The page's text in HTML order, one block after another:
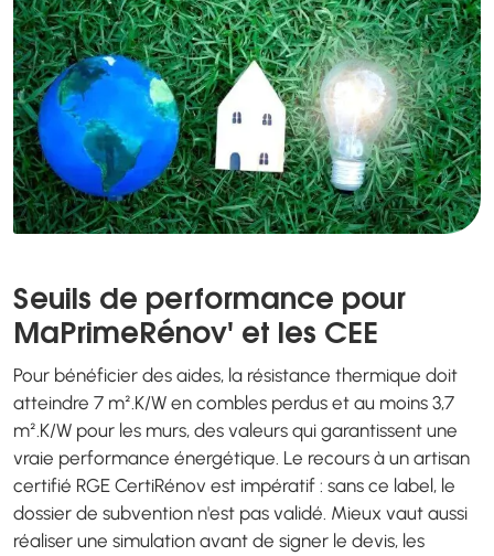
Seuils de performance pour
MaPrimeRénov' et les CEE
Pour bénéficier des aides, la résistance thermique doit
atteindre 7 m².K/W en combles perdus et au moins 3,7
m².K/W pour les murs, des valeurs qui garantissent une
vraie performance énergétique. Le recours à un artisan
certifié RGE CertiRénov est impératif : sans ce label, le
dossier de subvention n'est pas validé. Mieux vaut aussi
réaliser une simulation avant de signer le devis, les